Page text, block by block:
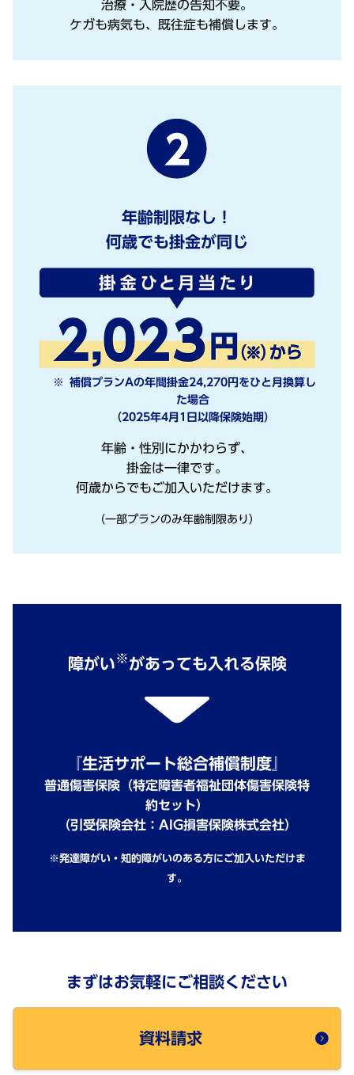
治療・入院歴の告知不要。
ケガも病気も、既往症も補償します。
年齢制限なし！
何歳でも掛金が同じ
補償プランAの年間掛金24,270円をひと月換算し
た場合
（2025年4月1日以降保険始期）
年齢・性別にかかわらず、
掛金は一律です。
何歳からでもご加入いただけます。
（一部プランのみ年齢制限あり）
障がい※があっても入れる保険
『生活サポート総合補償制度』
普通傷害保険（特定障害者福祉団体傷害保険特
約セット）
（引受保険会社：AIG損害保険株式会社）
※発達障がい・知的障がいのある方にご加入いただけま
す。
まずはお気軽にご相談ください
資料請求